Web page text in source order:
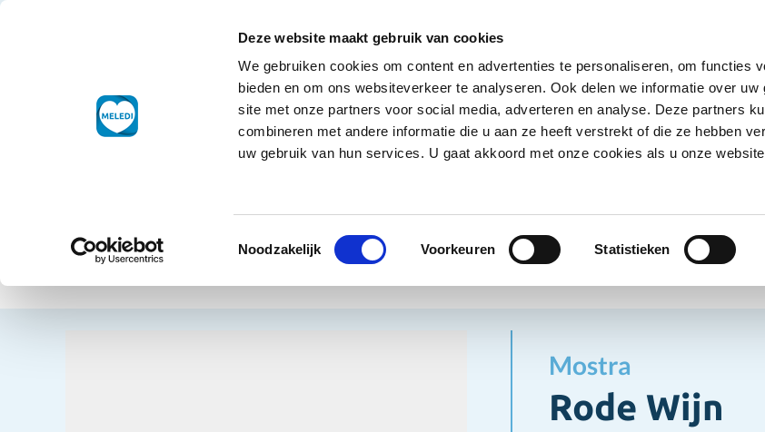
Deze website maakt gebruik van cookies
We gebruiken cookies om content en advertenties te personaliseren, om functies
bieden en om ons websiteverkeer te analyseren. Ook delen we informatie over uw
site met onze partners voor social media, adverteren en analyse. Deze partners
combineren met andere informatie die u aan ze heeft verstrekt of die ze hebben
uw gebruik van hun services. U gaat akkoord met onze cookies als u onze
Toestemmingsselectie
Noodzakelijk Voorkeuren Statistieken
Ga naar de inhoud
Droogwaren
Show submenu for Droogwaren category
Koelproducten
Show submenu for
Diepvriesproducten
Show
Terug naar overzicht
Home Dranken Griekse Wijnen Rode Wijn
Griekse Wijnen
Mostra
Rode Wijn